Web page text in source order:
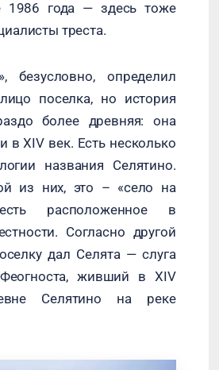
1986 года — здесь тоже
треста.
безусловно, определил
поселка, но история
более древняя: она
в XIV век. Есть несколько
названия Селятино.
из них, это – «село на
расположенное в
Согласно другой
дал Селята — слуга
живший в XIV
Селятино на реке